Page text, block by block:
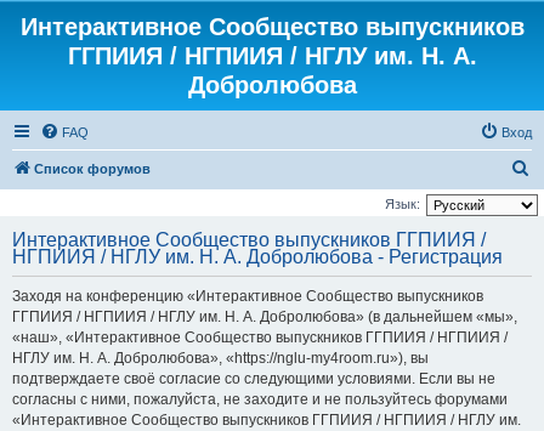
Интерактивное Сообщество выпускников
ГГПИИЯ / НГПИИЯ / НГЛУ им. Н. А.
Добролюбова
FAQ Вход
Список форумов
о
Язык:
Интерактивное Сообщество выпускников ГГПИИЯ /
НГПИИЯ / НГЛУ им. Н. А. Добролюбова - Регистрация
Заходя на конференцию «Интерактивное Сообщество выпускников
ГГПИИЯ / НГПИИЯ / НГЛУ им. Н. А. Добролюбова» (в дальнейшем «мы»,
«наш», «Интерактивное Сообщество выпускников ГГПИИЯ / НГПИИЯ /
НГЛУ им. Н. А. Добролюбова», «https://nglu-my4room.ru»), вы
подтверждаете своё согласие со следующими условиями. Если вы не
согласны с ними, пожалуйста, не заходите и не пользуйтесь форумами
«Интерактивное Сообщество выпускников ГГПИИЯ / НГПИИЯ / НГЛУ им.